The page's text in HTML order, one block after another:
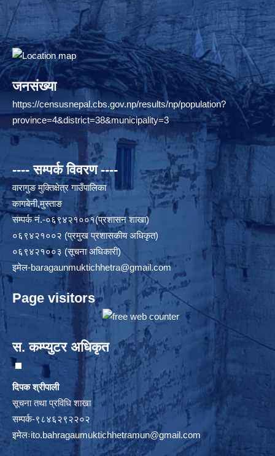
जनसंख्या
https://censusnepal.cbs.gov.np/results/np/population?
province=4&district=38&municipality=3
---- सम्पर्क विवरण ----
वारागुङ मुक्तिक्षेत्र गाउँपालिका
कागबेनी,मुस्ताङ
सम्पर्क नं.-०६९४२१००१(प्रशासन शाखा)
०६९४२१००२ (प्रमुख प्रशासकीय अधिकृत)
०६९४२१००३ (सूचना अधिकारी)
इमेल-baragaunmuktichhetra@gmail.com
Page visitors
स. कम्प्युटर अधिकृत
दिपक श्रीपाली
सूचना तथा प्रविधि शाखा
सम्पर्क-९८४६२९२२०२
इमेलःito.bahragaumuktichhetramun@gmail.com